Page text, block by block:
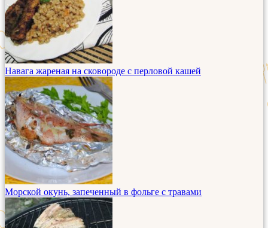
Навага жареная на сковороде с перловой кашей
Морской окунь, запеченный в фольге с травами